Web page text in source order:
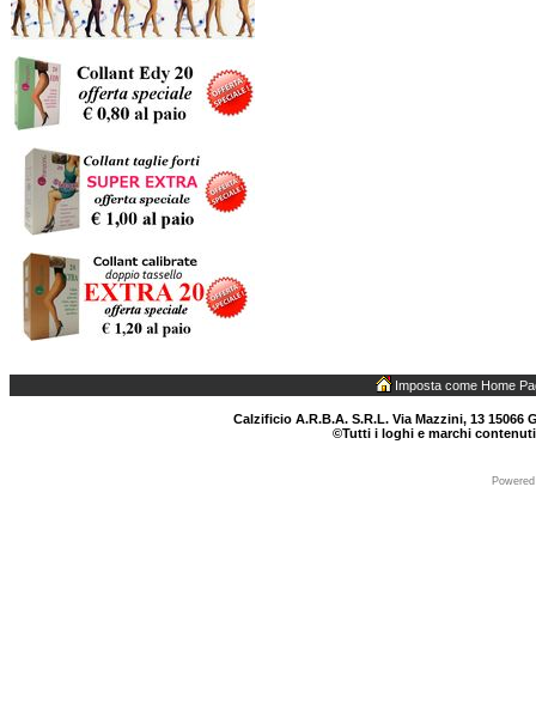
Imposta come Home
Calzificio A.R.B.A. S.R.L. Via Mazzini, 13 15066
©Tutti i loghi e marchi